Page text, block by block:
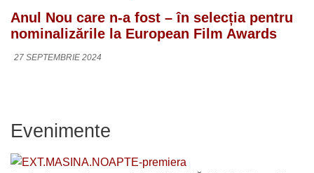
Anul Nou care n-a fost – în selecția pentru
nominalizările la European Film Awards
27 SEPTEMBRIE 2024
Evenimente